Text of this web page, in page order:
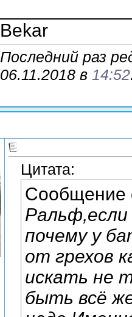
Bekar
Последний раз
06.11.2018 в 14:52
Цитата:
Сообщение
Ральф,если
почему у
от грехов
искать не
быть всё